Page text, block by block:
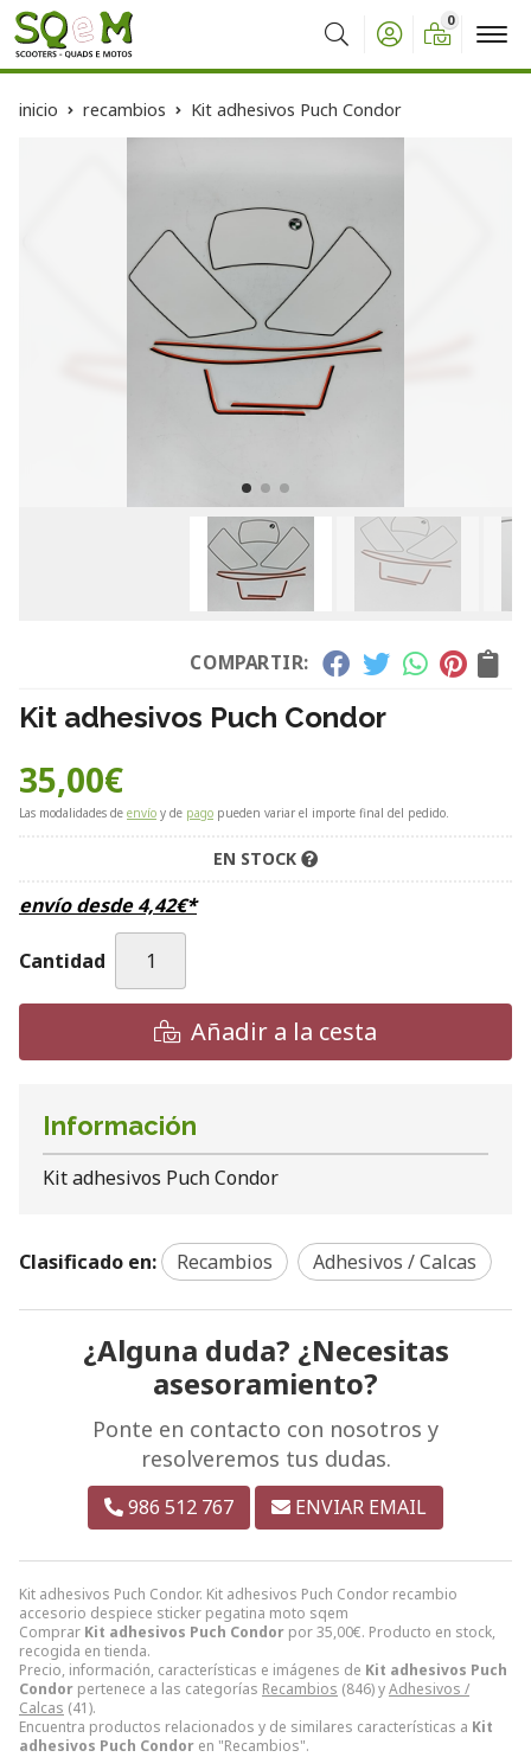
Buscar
0
inicio recambios Kit adhesivos Puch Condor
COMPARTIR:
Kit adhesivos Puch Condor
35,00€
Las modalidades de envío y de pago pueden variar el importe final del pedido.
EN STOCK
envío desde4,42€*
Cantidad
Añadir a la cesta
Kit adhesivos Puch Condor. Kit adhesivos Puch Condor recambio
accesorio despiece sticker pegatina moto sqem
Comprar Kit adhesivos Puch Condor por35,00€. Producto en stock,
recogida en tienda.
Precio, información, características e imágenes de Kit adhesivos Puch
Condor pertenece a las categorías Recambios (846) yAdhesivos /
Calcas (41).
Encuentra productos relacionados y de similares características a Kit
adhesivos Puch Condor en "Recambios".
Información
Kit adhesivos Puch Condor
Clasificado en: Recambios Adhesivos / Calcas
¿Alguna duda? ¿Necesitas
asesoramiento?
Ponte en contacto con nosotros y
resolveremos tus dudas.
986 512 767 ENVIAR EMAIL